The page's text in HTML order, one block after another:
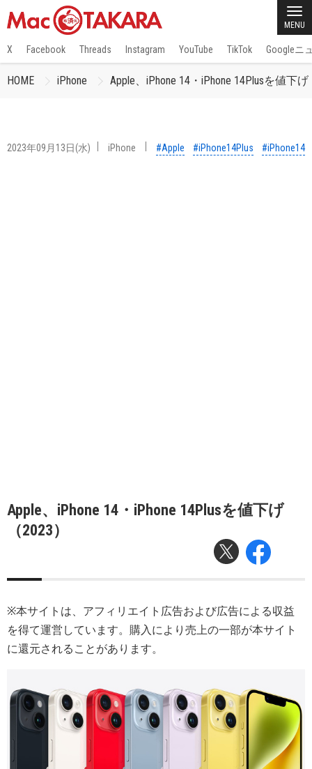
MENU
X Facebook Threads Instagram YouTube TikTok Googleニ
HOME iPhone Apple、iPhone 14・iPhone 14Plusを値下
2023年09月13日(水) iPhone #Apple #iPhone14Plus #iPhone14
Apple、iPhone 14・iPhone 14Plusを値下げ
（2023）
※本サイトは、アフィリエイト広告および広告による収益
を得て運営しています。購入により売上の一部が本サイト
に還元されることがあります。